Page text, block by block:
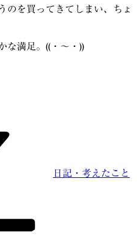
のを買ってきてしまい、ちょ
な満足。((・～・))
日記・考えたこと